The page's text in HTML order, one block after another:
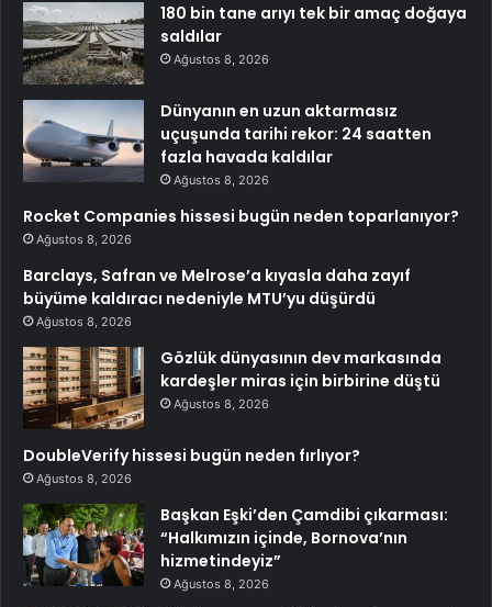
180 bin tane arıyı tek bir amaç doğaya
saldılar
Ağustos 8, 2026
Dünyanın en uzun aktarmasız
uçuşunda tarihi rekor: 24 saatten
fazla havada kaldılar
Ağustos 8, 2026
Rocket Companies hissesi bugün neden toparlanıyor?
Ağustos 8, 2026
Barclays, Safran ve Melrose’a kıyasla daha zayıf
büyüme kaldıracı nedeniyle MTU’yu düşürdü
Ağustos 8, 2026
Gözlük dünyasının dev markasında
kardeşler miras için birbirine düştü
Ağustos 8, 2026
DoubleVerify hissesi bugün neden fırlıyor?
Ağustos 8, 2026
Başkan Eşki’den Çamdibi çıkarması:
“Halkımızın içinde, Bornova’nın
hizmetindeyiz”
Ağustos 8, 2026